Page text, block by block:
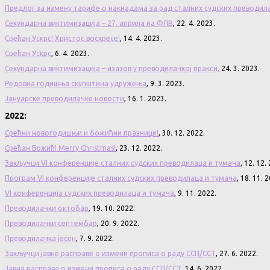
Предлог за измену тарифе о накнадама за рад сталних судских
Секундарна виктимизација – 27. априла на ФЛВ, 22. 4. 2023.
Срећан Ускрс! Христос воскресе!, 14. 4. 2023.
Срећан Ускрс, 6. 4. 2023.
Секундарна виктимизација – изазов у преводилачкој пракси, 24. 3. 2023.
Редовна годишња скупштина удружења, 9. 3. 2023.
Јануарске преводилачке новости, 16. 1. 2023.
2022:
Срећни новогодишњи и божићни празници!, 30. 12. 2022.
Срећан Божић! Merry Christmas!, 23. 12. 2022.
Закључци VI конференције сталних судских преводилаца и тумача, 12. 12.
Програм VI конференције сталних судских преводилаца и тумача, 18. 11.
VI конференција судских преводилаца и тумача, 9. 11. 2022.
Преводилачки октобар, 19. 10. 2022.
Преводилачки септембар, 20. 9. 2022.
Преводилачка јесен, 7. 9. 2022.
Закључци јавне расправе о измени прописа о раду ССП/ССТ, 27. 6. 2022.